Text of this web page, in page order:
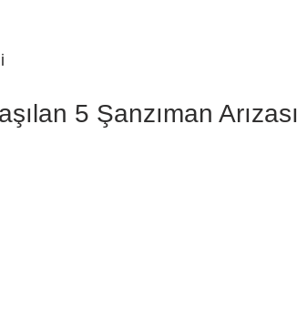
5 Şanzıman Arızası